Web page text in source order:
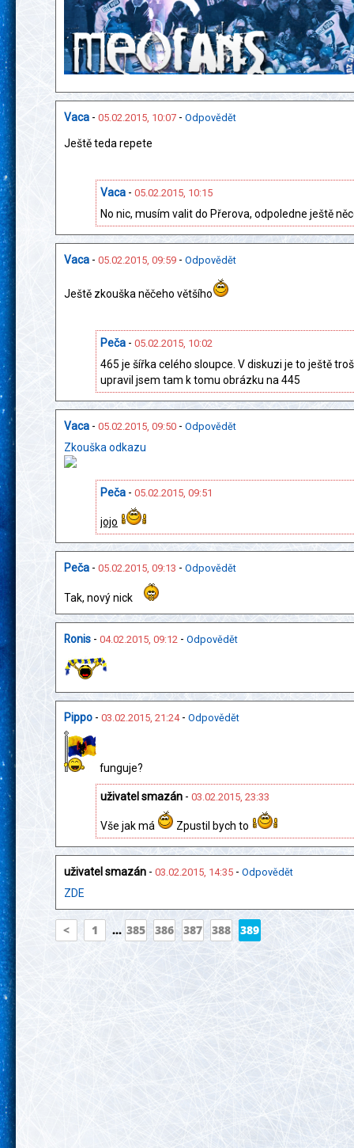
Vaca - 05.02.2015, 10:07 - Odpovědět
Ještě teda repete
Vaca - 05.02.2015, 10:15
No nic, musím valit do Přerova, odpoledne ještě
Vaca - 05.02.2015, 09:59 - Odpovědět
Ještě zkouška něčeho většího
Peča - 05.02.2015, 10:02
465 je šířka celého sloupce. V diskuzi je to ještě
upravil jsem tam k tomu obrázku na 445
Vaca - 05.02.2015, 09:50 - Odpovědět
Zkouška odkazu
Peča - 05.02.2015, 09:51
jojo
Peča - 05.02.2015, 09:13 - Odpovědět
Tak, nový nick
Ronis - 04.02.2015, 09:12 - Odpovědět
Pippo - 03.02.2015, 21:24- Odpovědět
funguje?
uživatel smazán - 03.02.2015, 23:33
Vše jak má Zpustil bych to
uživatel smazán - 03.02.2015, 14:35 - Odpovědět
ZDE
< 1 ... 385 386 387 388 389